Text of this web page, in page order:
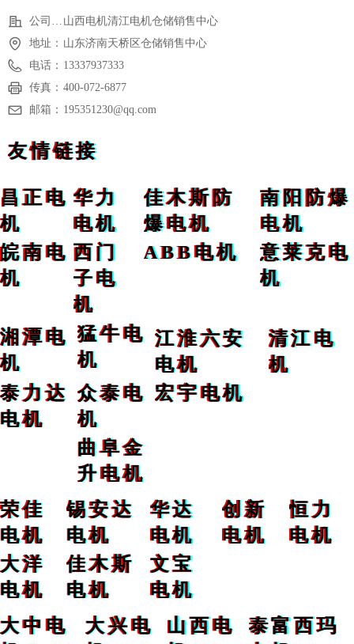
公司名称：
山西电机清江电机仓储销售中心
地址： 山东济南天桥区仓储销售中心
电话： 13337937333
传真： 400-072-6877
邮箱： 195351230@qq.com
昌正电
机
华力
电机
佳木斯防
爆电机
南阳防爆
电机
皖南电
机
西门
子电
机
ABB电机
友情链接
意莱克电
机
湘潭电
机
猛牛电
机
江淮六安
电机
清江电
机
泰力达
电机
众泰电
机
曲阜金
升电机
宏宇电机
荣佳
电机
锡安达
电机
华达
电机
创新
电机
恒力
电机
大洋
电机
佳木斯
电机
文宝
电机
大中电
大兴电
山西电
泰富西玛